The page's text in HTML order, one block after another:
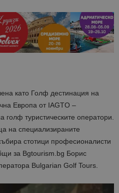
като Голф дестинация на
Европа от IAGTO –
туристическите оператори.
на специализираните
стотици професионалисти
за Bgtourism.bg Борис
Bulgarian Golf Tours.